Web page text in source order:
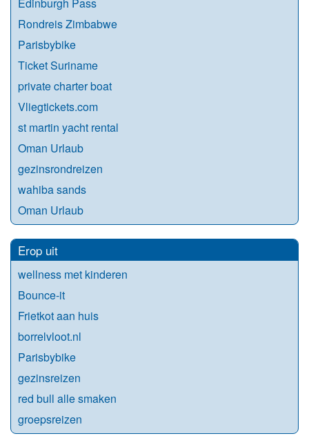
Edinburgh Pass
Rondreis Zimbabwe
Parisbybike
Ticket Suriname
private charter boat
Vliegtickets.com
st martin yacht rental
Oman Urlaub
gezinsrondreizen
wahiba sands
Oman Urlaub
Erop uit
wellness met kinderen
Bounce-it
Frietkot aan huis
borrelvloot.nl
Parisbybike
gezinsreizen
red bull alle smaken
groepsreizen